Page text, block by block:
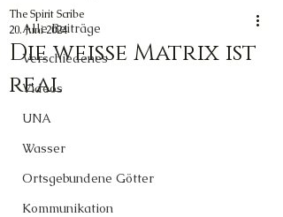
Alle Beiträge
Verschiedenes
Videos
UNA
Wasser
Ortsgebundene Götter
Kommunikation
Die weiße Matrix ist
real
The Spirit Scribe
20. Juni 2024